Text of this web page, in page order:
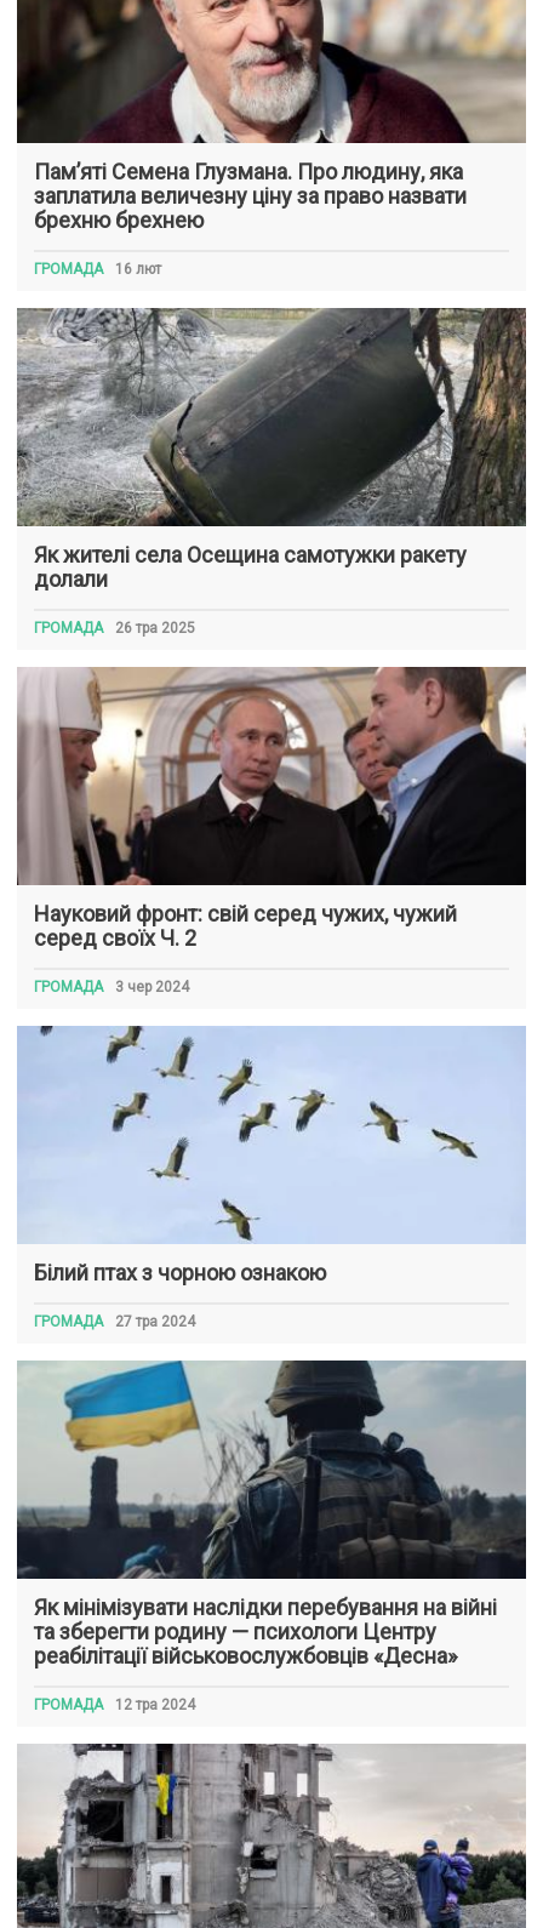
Пам’яті Семена Глузмана. Про людину, яка
заплатила величезну ціну за право назвати
брехню брехнею
ГРОМАДА 16 лют
Як жителі села Осещина самотужки ракету
долали
ГРОМАДА 26 тра 2025
Науковий фронт: свій серед чужих, чужий
серед своїх Ч. 2
ГРОМАДА 3 чер 2024
Білий птах з чорною ознакою
ГРОМАДА 27 тра 2024
Як мінімізувати наслідки перебування на війні
та зберегти родину — психологи Центру
реабілітації військовослужбовців «Десна»
ГРОМАДА 12 тра 2024